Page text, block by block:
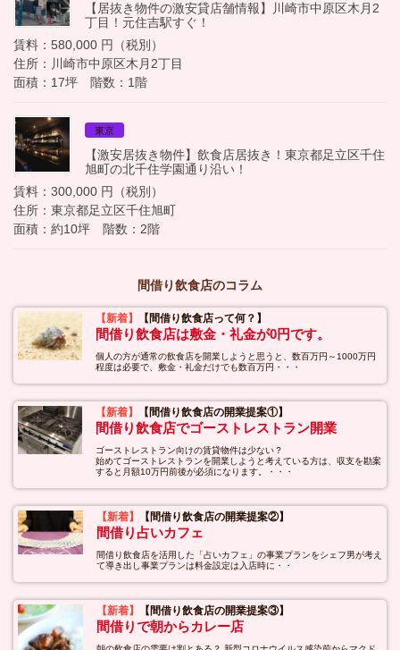
【居抜き物件の激安貸店舗情報】川崎市中原区木月2
丁目！元住吉駅すぐ！
賃料：580,000 円（税別）
住所：川崎市中原区木月2丁目
面積：17坪 階数：1階
東京
【激安居抜き物件】飲食店居抜き！東京都足立区千住
旭町の北千住学園通り沿い！
賃料：300,000 円（税別）
住所：東京都足立区千住旭町
面積：約10坪 階数：2階
間借り飲食店のコラム
【新着】 【間借り飲食店って何？】
間借り飲食店は敷金・礼金が0円です。
個人の方が通常の飲食店を開業しようと思うと、数百万円～1000万円
程度は必要で、敷金・礼金だけでも数百万円・・・
【新着】 【間借り飲食店の開業提案①】
間借り飲食店でゴーストレストラン開業
ゴーストレストラン向けの賃貸物件は少ない？
始めてゴーストレストランを開業しようと考えている方は、収支を勘案
すると月額10万円前後が必須になります。・・・
【新着】 【間借り飲食店の開業提案②】
間借り占いカフェ
間借り飲食店を活用した「占いカフェ」の事業プランをシェフ男が考え
て導き出し事業プランは料金設定は入店時に・・
【新着】 【間借り飲食店の開業提案③】
間借りで朝からカレー店